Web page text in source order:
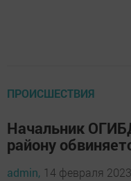
ПРОИСШЕСТВИЯ
Начальник
району
admin, 14 февраля